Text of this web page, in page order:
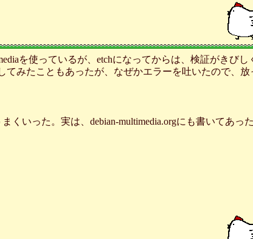
を使っているが、etchになってからは、検証がきびし
てみたこともあったが、なぜかエラーを吐いたので、放
いった。実は、debian-multimedia.orgにも書いてあった